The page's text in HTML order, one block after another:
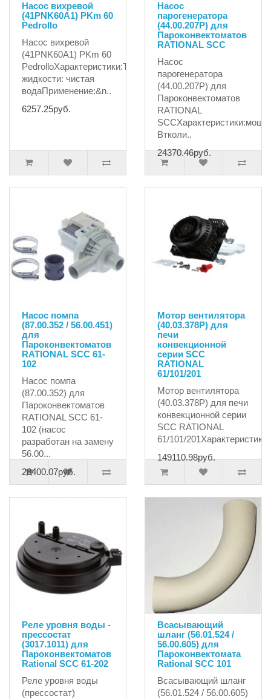
Насос вихревой
(41PNK60A1) PKm 60
Pedrollo
Насос вихревой
(41PNK60A1) PKm 60
PedrolloХарактеристики:Тип
жидкости: чистая
водаПрименение:&n..
6257.25руб.
Насос
парогенератора
(44.00.207P) для
Пароконвектоматов
RATIONAL SCC
Насос
парогенератора
(44.00.207P) для
Пароконвектоматов
RATIONAL
Втколи..
24370.46руб.
Насос помпа
(87.00.352 / 56.00.451)
для
Пароконвектоматов
RATIONAL SCC 61-
102
Насос помпа
(87.00.352) для
Пароконвектоматов
RATIONAL SCC 61-
102 (насос
разработан на замену
56.00...
28400.07руб.
Мотор вентилятора
(40.03.378P) для
печи
конвекционной
серии SCC
RATIONAL
61/101/201
Мотор вентилятора
(40.03.378P) для печи
конвекционной серии
SCC RATIONAL
61/101/
149110.98руб.
Реле уровня воды -
прессостат
(3017.1011) для
Пароконвектоматов
Rational SCC 61-202
Реле уровня воды
(прессостат)
Всасывающий
шланг (56.01.524 /
56.00.605) для
Пароконвектомата
Rational SCC 101
Всасывающий шланг
(56.01.524 / 56.00.605)